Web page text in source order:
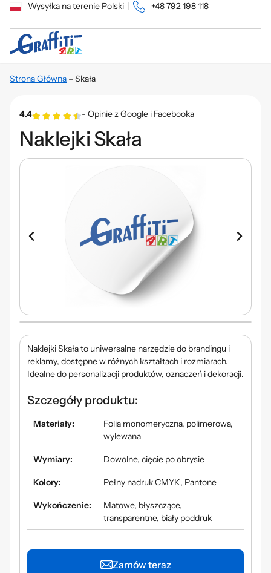
Wysyłka na terenie Polski | +48 792 198 118
Strona Główna – Skała
4.4 - Opinie z Google i Facebooka
Naklejki Skała
NaklejkiSkałato uniwersalne narzędzie do brandingu i
reklamy, dostępne w różnych kształtach i rozmiarach.
Idealne do personalizacji produktów, oznaczeń i dekoracji.
Szczegóły produktu:
Materiały:
Folia monomeryczna, polimerowa,
wylewana
Wymiary: Dowolne, cięcie po obrysie
Kolory: Pełny nadruk CMYK, Pantone
Wykończenie:
Matowe, błyszczące,
transparentne, biały poddruk
Zamów teraz